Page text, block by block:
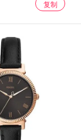
复制